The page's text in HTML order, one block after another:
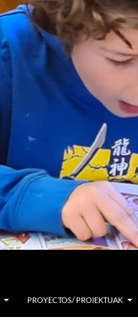
PROYECTOS/ PROIEKTUAK